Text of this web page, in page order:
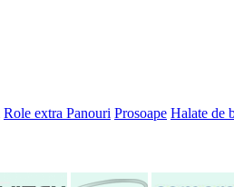
Role extra Panouri Prosoape Halate de